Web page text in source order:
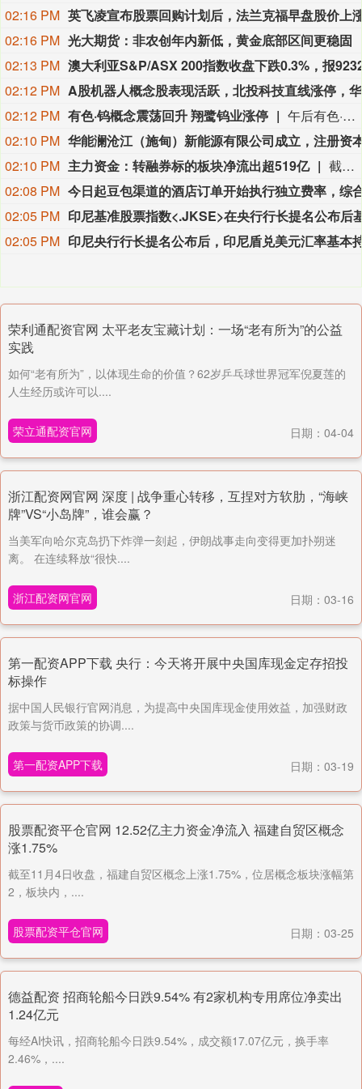
02:16 PM 英飞凌宣布股票回购计划后，法兰克福早盘股价上涨1.9%
02:16 PM 光大期货：非农创年内新低，黄金底部区间更稳固
02:13 PM
02:12 PM
02:12 PM 有色·钨概念震荡回升 翔鹭钨业涨停
午后有色·钨概念震荡回升，翔鹭钨业涨停，中钨高新、亚盛集团、章源钨业、厦门钨业冲高。消息面上，章源钨业公布2026年8月上半月长单采购报价，55%黑钨精矿41.20万元/标吨；55%白钨精矿41.10万元/标吨；仲钨酸铵（国标零级）60.60万元/吨，较2026年7月下半月长单采购报价有所上调。
02:10 PM
02:10 PM 主力资金：转融券标的板块净流出超519亿
截至目前，今日主力资金净流出511.31亿；净流入半导体设备、半导体设备、大消费等板块，其中半导体设备板块净流入27.59亿；净流出转融券标的、融资融券、TMT等板块，其中转融券标的板块净流出519.44亿。 个股方面，贵州茅台净买入8.34亿元位居首位，中微公司、江波龙、仕佳光子主力资金净流入居前；中际旭创净卖出67.74亿元位居首位，新易盛、兆易创新、长鑫科技净流出额居前。
02:08 PM
02:05 PM
02:05 PM
荣利通配资官网 太平老友宝藏计划：一场“老有所为”的公益
实践
如何“老有所为”，以体现生命的价值？62岁乒乓球世界冠军倪夏莲的
人生经历或许可以....
荣立通配资官网 日期：04-04
浙江配资网官网 深度 | 战争重心转移，互捏对方软肋，“海峡
牌”VS“小岛牌”，谁会赢？
当美军向哈尔克岛扔下炸弹一刻起，伊朗战事走向变得更加扑朔迷
离。 在连续释放“很快....
浙江配资网官网 日期：03-16
第一配资APP下载 央行：今天将开展中央国库现金定存招投
标操作
据中国人民银行官网消息，为提高中央国库现金使用效益，加强财政
政策与货币政策的协调....
第一配资APP下载 日期：03-19
股票配资平仓官网 12.52亿主力资金净流入 福建自贸区概念
涨1.75%
截至11月4日收盘，福建自贸区概念上涨1.75%，位居概念板块涨幅第
2，板块内，....
股票配资平仓官网 日期：03-25
德益配资 招商轮船今日跌9.54% 有2家机构专用席位净卖出
1.24亿元
每经AI快讯，招商轮船今日跌9.54%，成交额17.07亿元，换手率
2.46%，....